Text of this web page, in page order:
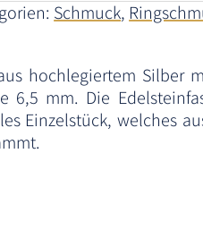
Schmuck,
hochlegiertem Silber
6,5 mm. Die
Einzelstück, welches